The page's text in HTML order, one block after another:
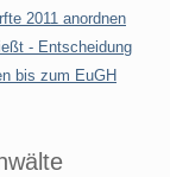
2011 anordnen
- Entscheidung
bis zum EuGH